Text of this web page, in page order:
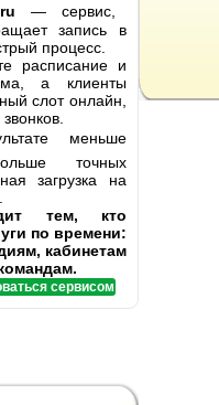
— сервис,
запись в
процесс.
расписание и
а клиенты
слот онлайн,
меньше
точных
загрузка на
тем, кто
по времени:
кабинетам
сервисом